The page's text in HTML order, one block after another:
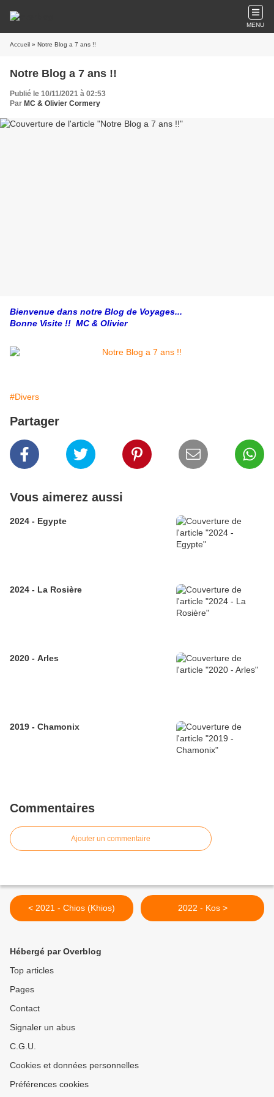
MENU
Accueil » Notre Blog a 7 ans !!
Notre Blog a 7 ans !!
Publié le 10/11/2021 à 02:53
Par MC & Olivier Cormery
Bienvenue dans notre Blog de Voyages...
Bonne Visite !! MC & Olivier
#Divers
Partager
Vous aimerez aussi
2024 - Egypte
2024 - La Rosière
2020 - Arles
2019 - Chamonix
Commentaires
Ajouter un commentaire
< 2021 - Chios (Khios) 2022 - Kos >
Hébergé par Overblog
Top articles
Pages
Contact
Signaler un abus
C.G.U.
Cookies et données personnelles
Préférences cookies